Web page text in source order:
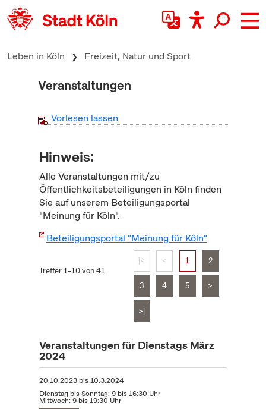
zum Inhalt springen
Leben in Köln Freizeit, Natur und Sport
Veranstaltungen
Vorlesen lassen
Hinweis:
Alle Veranstaltungen mit/zu
Öffentlichkeitsbeteiligungen in Köln finden
Sie auf unserem Beteiligungsportal
"Meinung für Köln".
Beteiligungsportal "Meinung für Köln"
Treffer 1–10 von 41
|< < 1 2
3 4 5 >
>|
Veranstaltungen für Dienstags März
2024
20.10.2023bis10.3.2024
Dienstag bis Sonntag: 9 bis 16:30 Uhr
Mittwoch: 9 bis 19:30 Uhr